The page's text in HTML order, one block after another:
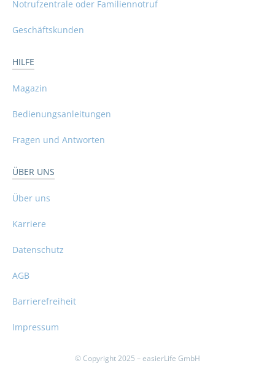
Notrufzentrale oder Familiennotruf
Geschäftskunden
HILFE
Magazin
Bedienungsanleitungen
Fragen und Antworten
ÜBER UNS
Über uns
Karriere
Datenschutz
AGB
Barrierefreiheit
Impressum
© Copyright 2025 – easierLife GmbH